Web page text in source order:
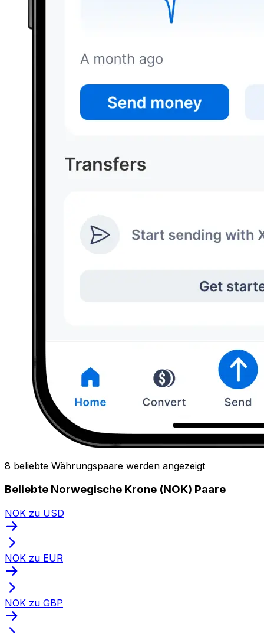
8 beliebte Währungspaare werden angezeigt
Beliebte Norwegische Krone (NOK) Paare
NOK zu USD
NOK zu EUR
NOK zu GBP